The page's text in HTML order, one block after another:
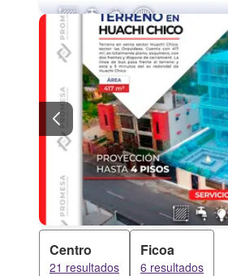
Centro
21 resultados
Ficoa
6 resultados